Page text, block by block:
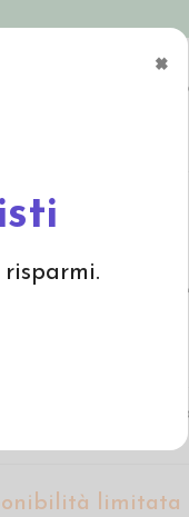
×
donna
melange
in pile di lana,
limitata